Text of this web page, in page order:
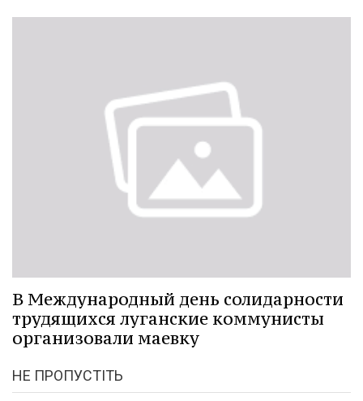
В Международный день солидарности
трудящихся луганские коммунисты
организовали маевку
НЕ ПРОПУСТІТЬ